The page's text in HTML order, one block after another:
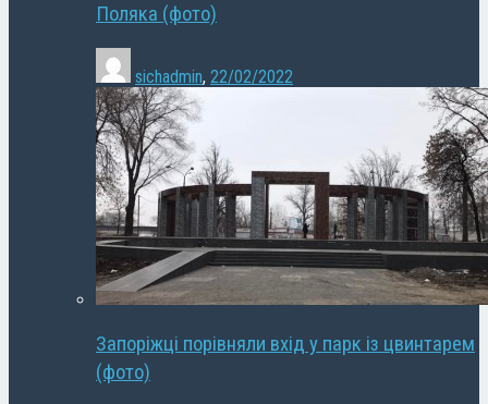
Поляка (фото)
sichadmin, 22/02/2022
Запоріжці порівняли вхід у парк із цвинтарем
(фото)